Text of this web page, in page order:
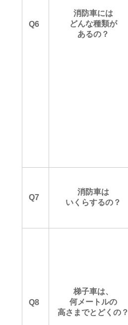
Q6
消防車には
どんな種類が
あるの？
Q7
消防車は
いくらするの？
Q8
梯子車は、
何メートルの
高さまでとどくの？